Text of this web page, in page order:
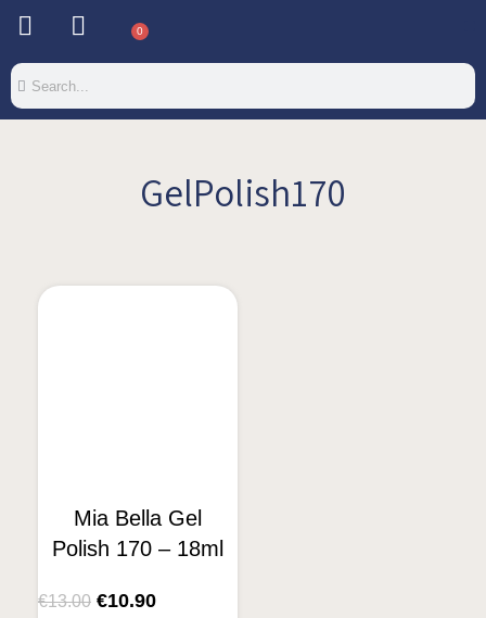
0
GelPolish170
Mia Bella Gel
Polish 170 – 18ml
€13.00 €10.90